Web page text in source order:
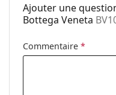
Utilisation:
Ajouter une
Bottega Veneta
Commentaire *